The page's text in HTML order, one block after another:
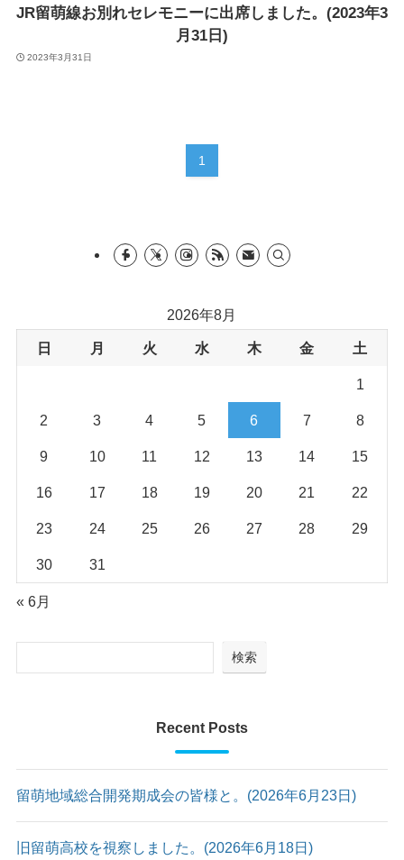
JR留萌線お別れセレモニーに出席しました。(2023年3
月31日)
2023年3月31日
1
2026年8月
日 月 火 水 木 金 土
1
2 3 4 5 6 7 8
9 10 11 12 13 14 15
16 17 18 19 20 21 22
23 24 25 26 27 28 29
30 31
« 6月
検索
Recent Posts
留萌地域総合開発期成会の皆様と。(2026年6月23日)
旧留萌高校を視察しました。(2026年6月18日)